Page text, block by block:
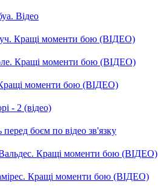
Відео
Кращі моменти бою (ВІДЕО)
Кращі моменти бою (ВІДЕО)
моменти бою (ВІДЕО)
- 2 (відео)
боєм по відео зв'язку
Кращі моменти бою (ВІДЕО)
Кращі моменти бою (ВІДЕО)